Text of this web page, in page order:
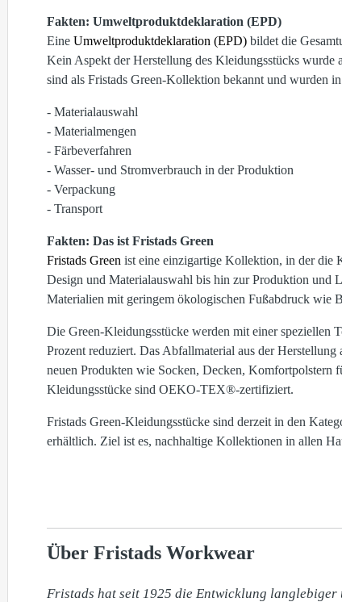
Fakten: Umweltproduktdeklaration (EPD)
Eine Umweltproduktdeklaration (EPD) bildet die
Kein Aspekt der Herstellung des Kleidungsstücks wurde
sind als Fristads Green-Kollektion bekannt und wurden
- Materialauswahl
- Materialmengen
- Färbeverfahren
- Wasser- und Stromverbrauch in der Produktion
- Verpackung
- Transport
Fakten: Das ist Fristads Green
Fristads Green ist eine einzigartige Kollektion, in der die
Design und Materialauswahl bis hin zur Produktion und
Materialien mit geringem ökologischen Fußabdruck wie
Die Green-Kleidungsstücke werden mit einer speziellen
Prozent reduziert. Das Abfallmaterial aus der
neuen Produkten wie Socken, Decken,
Kleidungsstücke sind OEKO-TEX®-zertifiziert.
Fristads Green-Kleidungsstücke sind derzeit in den
erhältlich. Ziel ist es, nachhaltige Kollektionen in allen
Über Fristads Workwear
Fristads hat seit 1925 die Entwicklung